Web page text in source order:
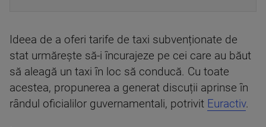
Ideea de a oferi tarife de taxi subvenționate de
stat urmărește să-i încurajeze pe cei care au băut
să aleagă un taxi în loc să conducă. Cu toate
acestea, propunerea a generat discuții aprinse în
rândul oficialilor guvernamentali, potrivit Euractiv.